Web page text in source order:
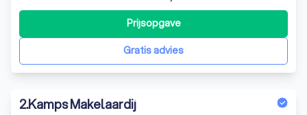
blabla-verhalen, maar gewoon eerlijk advies? Dan zijn wij
Gratis advies
Prijsopgave
2.Kamps Makelaardij